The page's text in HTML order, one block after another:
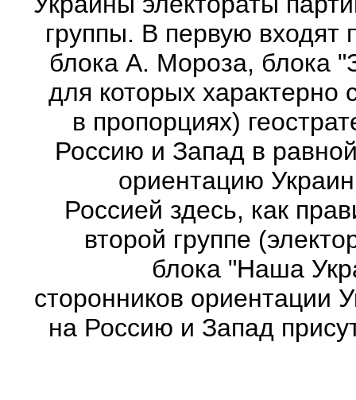
группы. В первую
блока А. Мороза, блока
для которых характерно
в пропорциях)
Россию и Запад в
ориентацию
Россией здесь, как
второй группе
блока "Наша
сторонников ориентации
на Россию и Запад